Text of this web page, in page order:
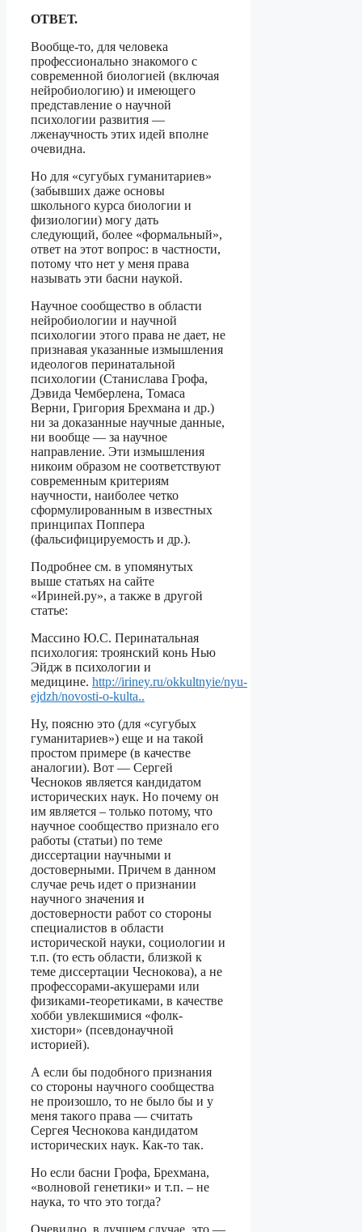
ОТВЕТ.
Вообще-то, для человека
профессионально знакомого с
современной биологией (включая
нейробиологию) и имеющего
представление о научной
психологии развития —
лженаучность этих идей вполне
очевидна.
Но для «сугубых гуманитариев»
(забывших даже основы
школьного курса биологии и
физиологии) могу дать
следующий, более «формальный»,
ответ на этот вопрос: в частности,
потому что нет у меня права
называть эти басни наукой.
Научное сообщество в области
нейробиологии и научной
психологии этого права не дает, не
признавая указанные измышления
идеологов перинатальной
психологии (Станислава Грофа,
Дэвида Чемберлена, Томаса
Верни, Григория Брехмана и др.)
ни за доказанные научные данные,
ни вообще — за научное
направление. Эти измышления
никоим образом не соответствуют
современным критериям
научности, наиболее четко
сформулированным в известных
принципах Поппера
(фальсифицируемость и др.).
Подробнее см. в упомянутых
выше статьях на сайте
«Ириней.ру», а также в другой
статье:
Массино Ю.С. Перинатальная
психология: троянский конь Нью
Эйдж в психологии и
медицине. http://iriney.ru/okkultnyie/nyu-
ejdzh/novosti-o-kulta..
Ну, поясню это (для «сугубых
гуманитариев») еще и на такой
простом примере (в качестве
аналогии). Вот — Сергей
Чесноков является кандидатом
исторических наук. Но почему он
им является – только потому, что
научное сообщество признало его
работы (статьи) по теме
диссертации научными и
достоверными. Причем в данном
случае речь идет о признании
научного значения и
достоверности работ со стороны
специалистов в области
исторической науки, социологии и
т.п. (то есть области, близкой к
теме диссертации Чеснокова), а не
профессорами-акушерами или
физиками-теоретиками, в качестве
хобби увлекшимися «фолк-
хистори» (псевдонаучной
историей).
А если бы подобного признания
со стороны научного сообщества
не произошло, то не было бы и у
меня такого права — считать
Сергея Чеснокова кандидатом
исторических наук. Как-то так.
Но если басни Грофа, Брехмана,
«волновой генетики» и т.п. – не
наука, то что это тогда?